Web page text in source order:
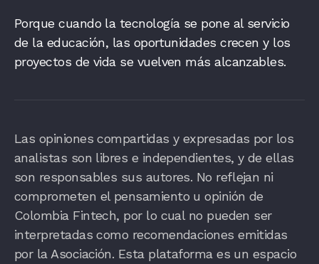
Porque cuando la tecnología se pone al servicio
de la educación, las oportunidades crecen y los
proyectos de vida se vuelven más alcanzables.
Las opiniones compartidas y expresadas por los
analistas son libres e independientes, y de ellas
son responsables sus autores. No reflejan ni
comprometen el pensamiento u opinión de
Colombia Fintech, por lo cual no pueden ser
interpretadas como recomendaciones emitidas
por la Asociación. Esta plataforma es un espacio